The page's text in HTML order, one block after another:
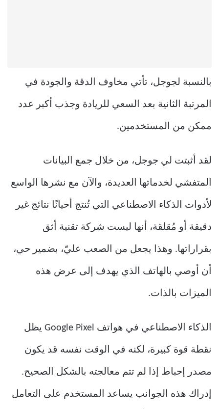
بالنسبة لجوجل، تأتي مخاوف الدقة والجودة في
المرتبة الثانية بعد السعي للريادة وجذب أكبر عدد
ممكن من المستخدمين.
لقد أثبتت لي جوجل، من خلال جمع البيانات
المتفشي لخدماتها العديدة، والآن مع نشرها الواسع
لأدوات الذكاء الاصطناعي التي تُنتج أحيانًا نتائج غير
دقيقة أو مُقلقة، أنها ليست شركة تقنية أثق
بقراراتها. وهذا يجعل من الصعب عليّ، بضمير حي،
أن أوصي بالهاتف الذي يهدف إلى عرض هذه
الميزات بالذات.
الذكاء الاصطناعي في هواتف Google Pixel يظل
نقطة قوة كبيرة، لكنه في الوقت نفسه قد يكون
مصدر إحباط إذا لم تتم معالجته بالشكل الصحيح.
إدراك هذه الجوانب يساعد المستخدم على التعامل